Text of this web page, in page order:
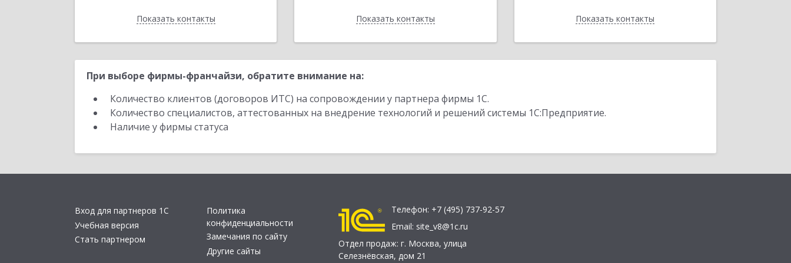
Показать контакты
Назад Показать контакты
Назад Показать контакты
Назад
При выборе фирмы-франчайзи, обратите внимание на:
Количество клиентов (договоров ИТС) на сопровождении у партнера фирмы 1С.
Количество специалистов, аттестованных на внедрение технологий и решений системы 1С:Предприятие.
Наличие у фирмы статуса
Вход для партнеров 1С
Учебная версия
Стать партнером
Политика
конфиденциальности
Замечания по сайту
Другие сайты
Телефон: +7 (495) 737-92-57
Email: site_v8@1c.ru
Отдел продаж: г. Москва, улица
Селезнёвская, дом 21